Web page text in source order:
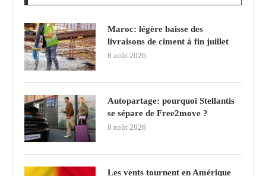
Maroc: légère baisse des
livraisons de ciment à fin juillet
8 août 2026
Autopartage: pourquoi Stellantis
se sépare de Free2move ?
8 août 2026
Les vents tournent en Amérique